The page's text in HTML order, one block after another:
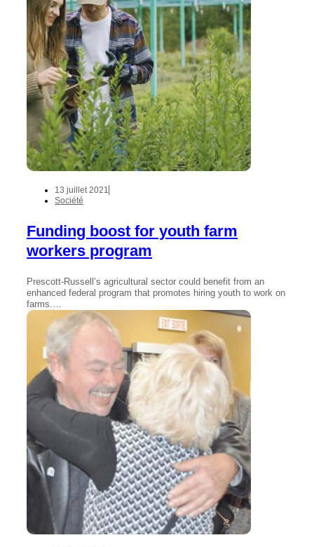
13 juillet 2021
Société
Funding boost for youth farm
workers program
Prescott-Russell’s agricultural sector could benefit from an
enhanced federal program that promotes hiring youth to work on
farms.…